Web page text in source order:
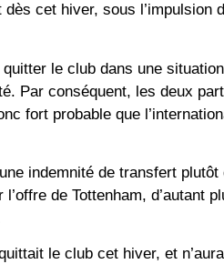
cet hiver, sous l’impulsion
le club dans une
Par conséquent, les deux
fort probable que
indemnité de transfert plutôt
de Tottenham, d’autant
le club cet hiver, et